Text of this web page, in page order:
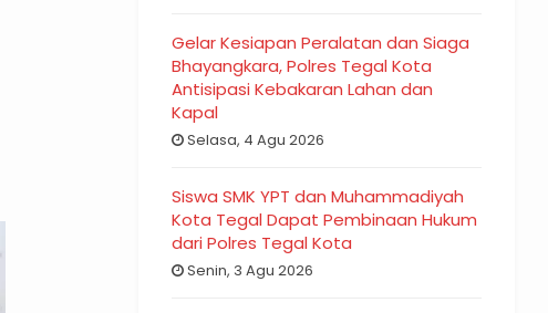
Gelar Kesiapan Peralatan dan Siaga
Bhayangkara, Polres Tegal Kota
Antisipasi Kebakaran Lahan dan
Kapal
Selasa, 4 Agu 2026
Siswa SMK YPT dan Muhammadiyah
Kota Tegal Dapat Pembinaan Hukum
dari Polres Tegal Kota
Senin, 3 Agu 2026